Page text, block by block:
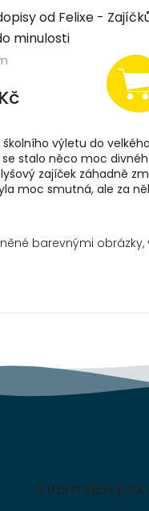
od Felixe -
minulosti
výletu do velkého
stalo něco moc
zajíček záhadně
moc smutná, ale za
barevnými
Informace pro